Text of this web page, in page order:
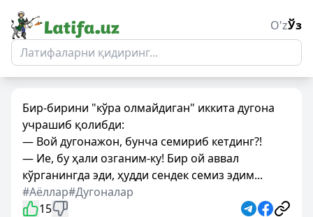
O'zЎз
Бир-бирини "кўра олмайдиган" иккита дугона
учрашиб қолибди:
— Вой дугонажон, бунча семириб кетдинг?!
— Ие, бу ҳали озганим-ку! Бир ой аввал
кўрганингда эди, ҳудди сендек семиз эдим...
#Аёллар#Дугоналар
15